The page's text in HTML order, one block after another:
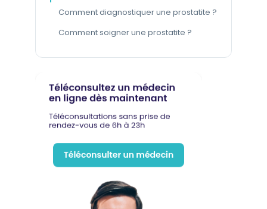
Comment diagnostiquer une prostatite ?
Comment soigner une prostatite ?